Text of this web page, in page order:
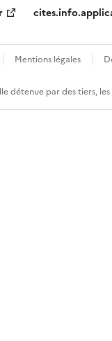
Mentions légales
par des tiers,